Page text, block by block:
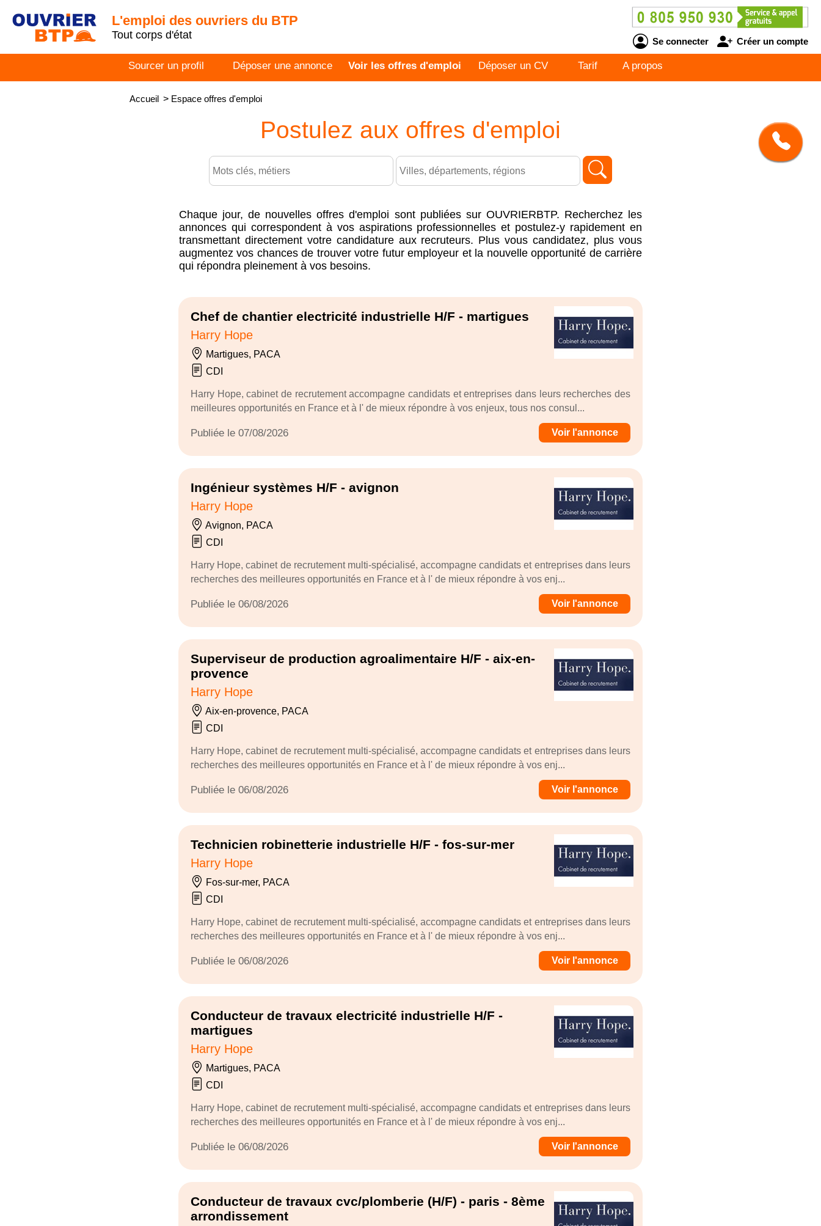
L'emploi des ouvriers du BTP
Tout corps d'état
Se connecter Créer un compte
Sourcer un profil Déposer une annonce Voir les offres d'emploi Déposer un CV Tarif A propos
Accueil > Espace offres d'emploi
Postulez aux offres d'emploi
Chaque jour, de nouvelles offresd'emploi sont publiées sur OUVRIERBTP. Recherchez les
annonces qui correspondent à vos aspirations professionnelles et postulez-y rapidement en
transmettant directement votre candidature aux recruteurs. Plus vous candidatez, plus vous
augmentez vos chances de trouvervotre futur employeur et la nouvelle opportunité de carrière
qui répondra pleinement à vos besoins.
Chef de chantier electricité industrielle H/F - martigues
Harry Hope
Martigues, PACA
CDI
Harry Hope, cabinet de recrutement accompagne candidats et entreprises dans leurs recherches des
meilleures opportunités en France et à l' de mieux répondre à vos enjeux, tous nos consul...
Publiée le 07/08/2026 Voir l'annonce
Ingénieur systèmes H/F - avignon
Harry Hope
Avignon, PACA
CDI
Harry Hope, cabinet de recrutement multi-spécialisé, accompagne candidats et entreprises dans leurs
recherches des meilleures opportunités en France et à l' de mieux répondre à vos enj...
Publiée le 06/08/2026 Voir l'annonce
Superviseur de production agroalimentaire H/F - aix-en-
provence
Harry Hope
Aix-en-provence, PACA
CDI
Harry Hope, cabinet de recrutement multi-spécialisé, accompagne candidats et entreprises dans leurs
recherches des meilleures opportunités en France et à l' de mieux répondre à vos enj...
Publiée le 06/08/2026 Voir l'annonce
Technicien robinetterie industrielle H/F - fos-sur-mer
Harry Hope
Fos-sur-mer, PACA
CDI
Harry Hope, cabinet de recrutement multi-spécialisé, accompagne candidats et entreprises dans leurs
recherches des meilleures opportunités en France et à l' de mieux répondre à vos enj...
Publiée le 06/08/2026 Voir l'annonce
Conducteur de travaux electricité industrielle H/F -
martigues
Harry Hope
Martigues, PACA
CDI
Harry Hope, cabinet de recrutement multi-spécialisé, accompagne candidats et entreprises dans leurs
recherches des meilleures opportunités en France et à l' de mieux répondre à vos enj...
Publiée le 06/08/2026 Voir l'annonce
Conducteur de travaux cvc/plomberie (H/F) - paris - 8ème
arrondissement